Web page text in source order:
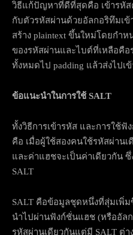
วิธีแก้ปัญหาที่ดีที่สุดคือ เข้ารหัส
กับตัวรหัสผ่านด้วยอัลกอริทึมเ
สร้าง plaintext ขึ้นใหม่โดยกำ
ของรหัสผ่านและไบต์ที่เหลือคือ
ทั้งหมดไป padding แล้วส่งไปเ
ข้อแนะนำในการใช้ SALT
ทั้งวิธีการเข้ารหัส และการใช้
คือ เมื่อผู้ใช้สองคนใช้รหัสผ่าน
และค่าแฮชจะเป็นค่าเดียวกัน
SALT
SALT คือข้อมูลชุดหนึ่งที่สุ่มเพิ่
นำไปผ่านฟังก์ชั่นแฮช (หรืออัล
รหัสผ่านเดียวกันแต่มี SALT ต่